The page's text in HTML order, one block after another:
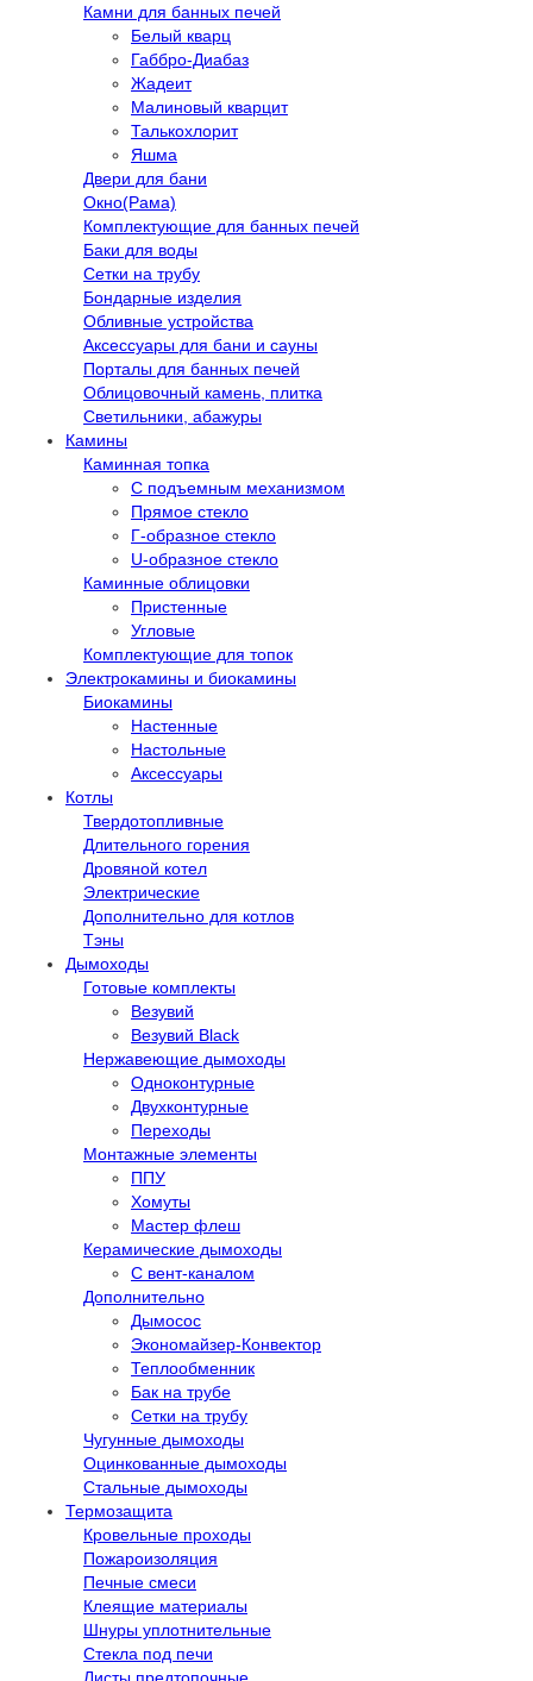
Камни для банных печей
Белый кварц
Габбро-Диабаз
Жадеит
Малиновый кварцит
Талькохлорит
Яшма
Двери для бани
Окно(Рама)
Комплектующие для банных печей
Баки для воды
Сетки на трубу
Бондарные изделия
Обливные устройства
Аксессуары для бани и сауны
Порталы для банных печей
Облицовочный камень, плитка
Светильники, абажуры
Камины
Каминная топка
С подъемным механизмом
Прямое стекло
Г-образное стекло
U-образное стекло
Каминные облицовки
Пристенные
Угловые
Комплектующие для топок
Электрокамины и биокамины
Биокамины
Настенные
Настольные
Аксессуары
Котлы
Твердотопливные
Длительного горения
Дровяной котел
Электрические
Дополнительно для котлов
Тэны
Дымоходы
Готовые комплекты
Везувий
Везувий Black
Нержавеющие дымоходы
Одноконтурные
Двухконтурные
Переходы
Монтажные элементы
ППУ
Хомуты
Мастер флеш
Керамические дымоходы
С вент-каналом
Дополнительно
Дымосос
Экономайзер-Конвектор
Теплообменник
Бак на трубе
Сетки на трубу
Чугунные дымоходы
Оцинкованные дымоходы
Стальные дымоходы
Термозащита
Кровельные проходы
Пожароизоляция
Печные смеси
Клеящие материалы
Шнуры уплотнительные
Стекла под печи